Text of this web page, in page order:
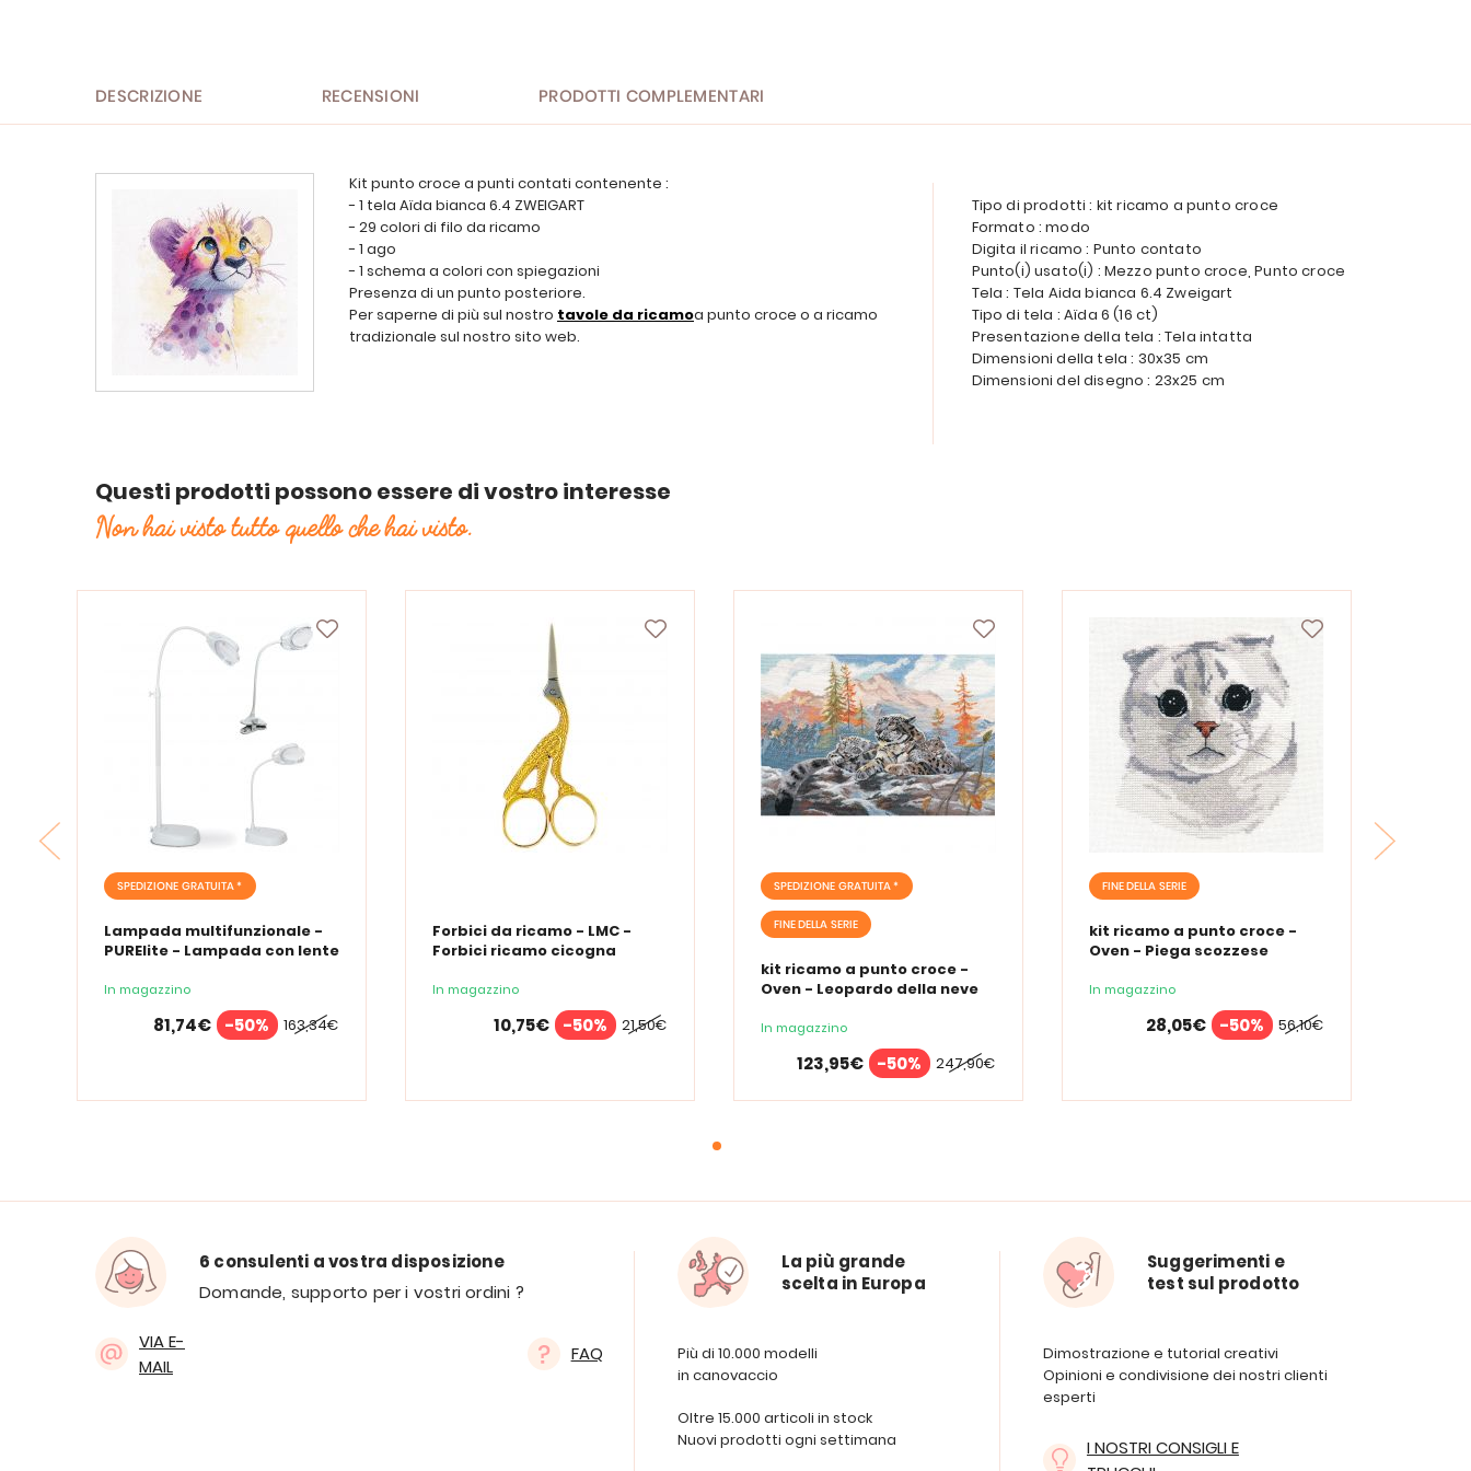
immagini
DESCRIZIONE RECENSIONI PRODOTTI COMPLEMENTARI
Kit punto croce a punti contati contenente :
- 1 tela Aïda bianca 6.4 ZWEIGART
- 29 colori di filo da ricamo
- 1 ago
- 1 schema a colori con spiegazioni
Presenza di un punto posteriore.
Per saperne di più sul nostro tavole da ricamoa punto croce o a ricamo
tradizionale sul nostro sito web.
Tipo di prodotti : kit ricamo a punto croce
Formato : modo
Digita il ricamo : Punto contato
Punto(i) usato(i) : Mezzo punto croce, Punto croce
Tela : Tela Aida bianca 6.4 Zweigart
Tipo di tela : Aïda 6 (16 ct)
Presentazione della tela : Tela intatta
Dimensioni della tela : 30x35 cm
Dimensioni del disegno : 23x25 cm
Questi prodotti possono essere di vostro interesse
Non hai visto tutto quello che hai visto.
SPEDIZIONE GRATUITA *
Lampada multifunzionale -
PURElite - Lampada con lente
Spectrum
In magazzino
163,34€
81,74€ -50%
Forbici da ricamo - LMC -
Forbici ricamo cicogna
In magazzino
21,50€
10,75€ -50%
SPEDIZIONE GRATUITA *
FINE DELLA SERIE
kit ricamo a punto croce -
Oven - Leopardo della neve
In magazzino
247,90€
123,95€ -50%
FINE DELLA SERIE
kit ricamo a punto croce -
Oven - Piega scozzese
In magazzino
56,10€
28,05€ -50%
6 consulenti a vostra disposizione
Domande, supporto per i vostri ordini ?
VIA E-
MAIL
FAQ
La più grande
scelta in Europa
Più di 10.000 modelli
in canovaccio
Oltre 15.000 articoli in stock
Nuovi prodotti ogni settimana
Suggerimenti e
test sul prodotto
Dimostrazione e tutorial creativi
Opinioni e condivisione dei nostri clienti
esperti
I NOSTRI CONSIGLI E